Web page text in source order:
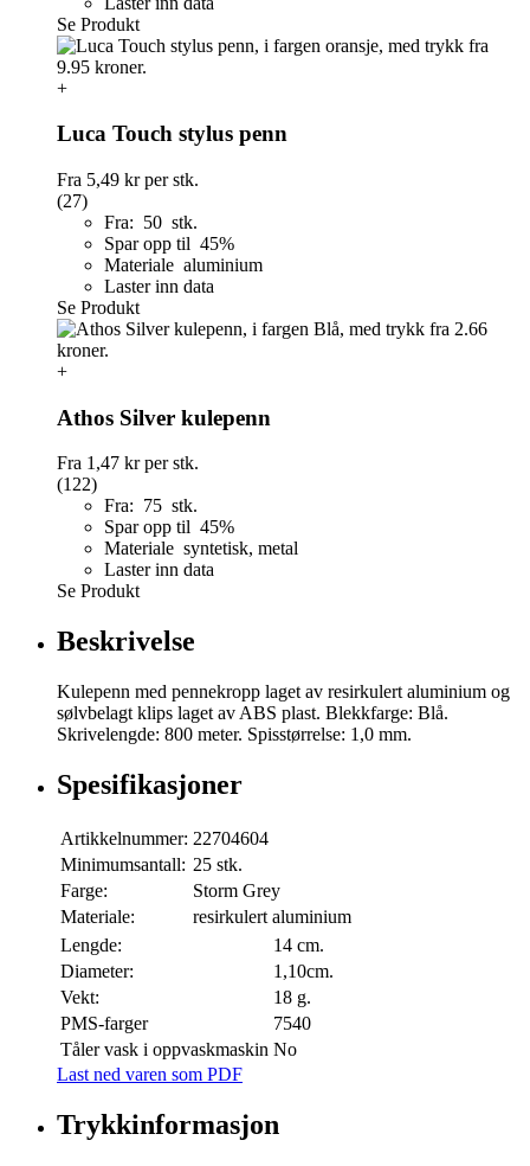
Se Produkt
+
Luca Touch stylus penn
Fra 5,49 krper stk.
(27)
Fra: 50 stk.
Spar opp til 45%
Materiale aluminium
Laster inn data
Se Produkt
+
Athos Silver kulepenn
Fra 1,47 krper stk.
(122)
Fra: 75 stk.
Spar opp til 45%
Materiale syntetisk, metal
Laster inn data
Se Produkt
Beskrivelse
Kulepenn med pennekropp laget av resirkulert aluminium og
sølvbelagt klips laget av ABS plast. Blekkfarge: Blå.
Skrivelengde: 800 meter. Spisstørrelse: 1,0 mm.
Spesifikasjoner
Artikkelnummer: 22704604
Minimumsantall: 25 stk.
Farge:
Storm Grey
Materiale:
resirkulert aluminium
Lengde:
14 cm.
Diameter:
1,10cm.
Vekt:
18 g.
PMS-farger
7540
Tåler vask i oppvaskmaskin No
Last ned varen som PDF
Trykkinformasjon